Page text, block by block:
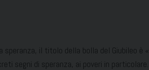
il titolo della bolla del Giubileo è «
segni di speranza, ai poveri in